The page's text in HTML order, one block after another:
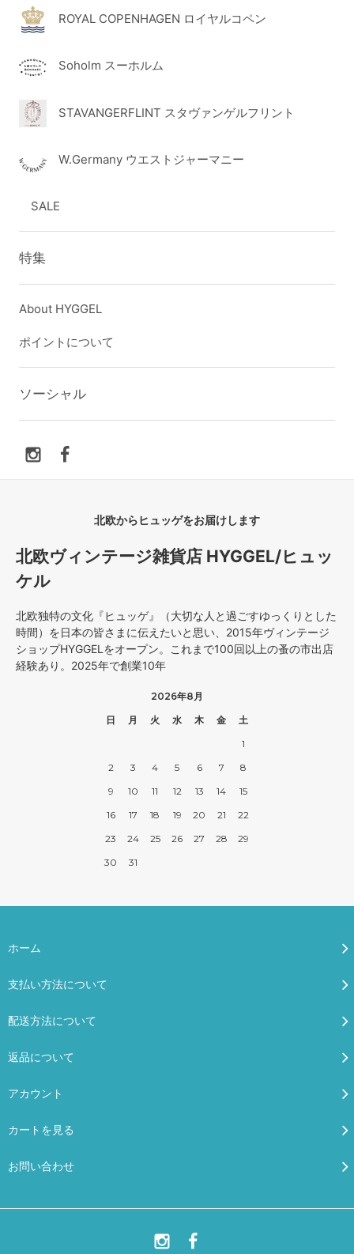
ROYAL COPENHAGEN ロイヤルコペン
Soholm スーホルム
STAVANGERFLINT スタヴァンゲルフリント
W.Germany ウエストジャーマニー
SALE
特集
About HYGGEL
ポイントについて
ソーシャル
北欧からヒュッゲをお届けします
北欧ヴィンテージ雑貨店 HYGGEL/ヒュッ
ケル
北欧独特の文化『ヒュッゲ』（大切な人と過ごすゆっくりとした
時間）を日本の皆さまに伝えたいと思い、2015年ヴィンテージ
ショップHYGGELをオープン。これまで100回以上の蚤の市出店
経験あり。2025年で創業10年
2026年8月
日
月 火 水 木 金
土
1
2
3 4 5 6 7
8
9
10 11 12 13 14
15
16
17 18 19 20 21
22
23
24 25 26 27 28
29
30
31
ホーム
支払い方法について
配送方法について
返品について
アカウント
カートを見る
お問い合わせ